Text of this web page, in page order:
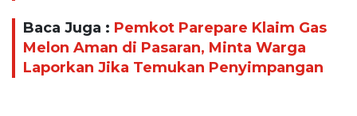
Baca Juga : Pemkot Parepare Klaim Gas
Melon Aman di Pasaran, Minta Warga
Laporkan Jika Temukan Penyimpangan